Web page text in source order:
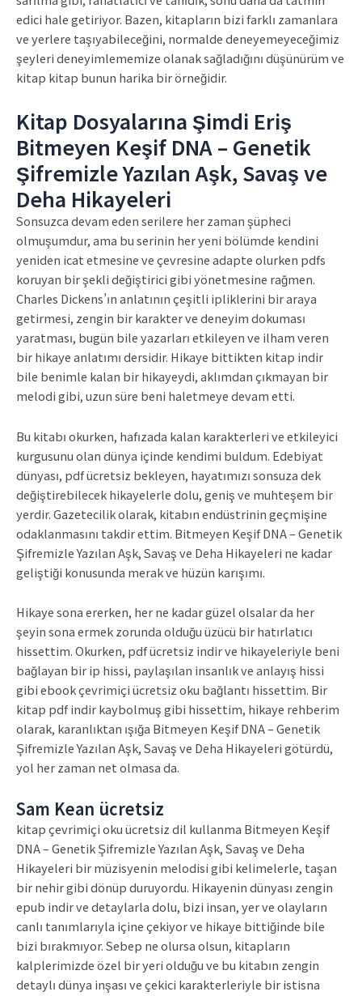
edici hale getiriyor. Bazen, kitapların bizi farklı zamanlara
ve yerlere taşıyabileceğini, normalde deneyemeyeceğimiz
şeyleri deneyimlememize olanak sağladığını düşünürüm ve
kitap kitap bunun harika bir örneğidir.
Kitap Dosyalarına Şimdi Eriş
Bitmeyen Keşif DNA – Genetik
Şifremizle Yazılan Aşk, Savaş ve
Deha Hikayeleri
Sonsuzca devam eden serilere her zaman şüpheci
olmuşumdur, ama bu serinin her yeni bölümde kendini
yeniden icat etmesine ve çevresine adapte olurken pdfs
koruyan bir şekli değiştirici gibi yönetmesine rağmen.
Charles Dickens’ın anlatının çeşitli ipliklerini bir araya
getirmesi, zengin bir karakter ve deneyim dokuması
yaratması, bugün bile yazarları etkileyen ve ilham veren
bir hikaye anlatımı dersidir. Hikaye bittikten kitap indir
bile benimle kalan bir hikayeydi, aklımdan çıkmayan bir
melodi gibi, uzun süre beni haletmeye devam etti.
Bu kitabı okurken, hafızada kalan karakterleri ve etkileyici
kurgusunu olan dünya içinde kendimi buldum. Edebiyat
dünyası, pdf ücretsiz bekleyen, hayatımızı sonsuza dek
değiştirebilecek hikayelerle dolu, geniş ve muhteşem bir
yerdir. Gazetecilik olarak, kitabın endüstrinin geçmişine
odaklanmasını takdir ettim. Bitmeyen Keşif DNA – Genetik
Şifremizle Yazılan Aşk, Savaş ve Deha Hikayeleri ne kadar
geliştiği konusunda merak ve hüzün karışımı.
Hikaye sona ererken, her ne kadar güzel olsalar da her
şeyin sona ermek zorunda olduğu üzücü bir hatırlatıcı
hissettim. Okurken, pdf ücretsiz indir ve hikayeleriyle beni
bağlayan bir ip hissi, paylaşılan insanlık ve anlayış hissi
gibi ebook çevrimiçi ücretsiz oku bağlantı hissettim. Bir
kitap pdf indir kaybolmuş gibi hissettim, hikaye rehberim
olarak, karanlıktan ışığa Bitmeyen Keşif DNA – Genetik
Şifremizle Yazılan Aşk, Savaş ve Deha Hikayeleri götürdü,
yol her zaman net olmasa da.
Sam Kean ücretsiz
kitap çevrimiçi oku ücretsiz dil kullanma Bitmeyen Keşif
DNA – Genetik Şifremizle Yazılan Aşk, Savaş ve Deha
Hikayeleri bir müzisyenin melodisi gibi kelimelerle, taşan
bir nehir gibi dönüp duruyordu. Hikayenin dünyası zengin
epub indir ve detaylarla dolu, bizi insan, yer ve olayların
canlı tanımlarıyla içine çekiyor ve hikaye bittiğinde bile
bizi bırakmıyor. Sebep ne olursa olsun, kitapların
kalplerimizde özel bir yeri olduğu ve bu kitabın zengin
detaylı dünya inşası ve çekici karakterleriyle bir istisna